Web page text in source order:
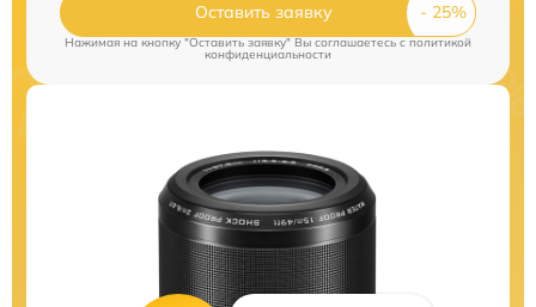
Оставить заявку
Нажимая на кнопку "Оставить заявку" Вы соглашаетесь cполитикой
конфиденциальности